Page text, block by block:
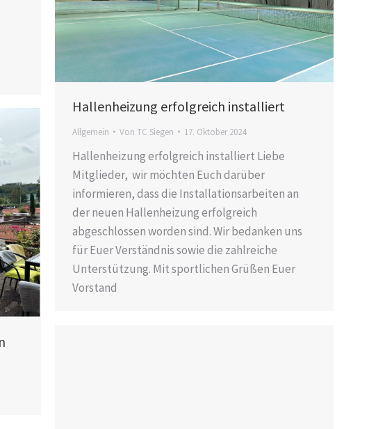
Hallenheizung erfolgreich installiert​
Allgemein Von TC Siegen 17. Oktober 2024
Hallenheizung erfolgreich installiert Liebe
Mitglieder, wir möchten Euch darüber
informieren, dass die Installationsarbeiten an
der neuen Hallenheizung erfolgreich
abgeschlossen worden sind. Wir bedanken uns
für Euer Verständnis sowie die zahlreiche
Unterstützung. Mit sportlichen Grüßen Euer
Vorstand